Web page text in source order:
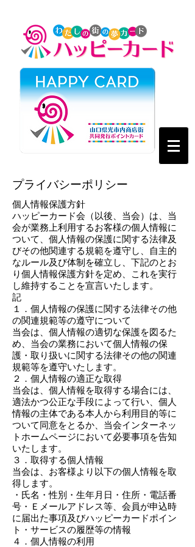
プライバシーポリシー
個人情報保護方針
ハッピーカード会（以後、当会）は、当
会が業務上利用するお客様の個人情報に
ついて、個人情報の保護に関する法律及
びその他関連する規範を遵守し、自主的
なルール及び体制を確立し、下記のとお
り個人情報保護方針を定め、これを実行
し維持することを宣言いたします。
記
１．個人情報の保護に関する法律その他
の関連規範等の遵守について
当会は、個人情報の適切な保護を図るた
め、当会の業務において個人情報の保
護・取り扱いに関する法律その他の関連
規範等を遵守いたします。
２．個人情報の適正な取得
当会は、個人情報を取得する場合には、
適法かつ公正な手段によって行い、個人
情報の主体である本人から利用目的等に
ついて同意をとるか、当会インターネッ
トホームページにおいて必要事項を告知
いたします。
３．取得する個人情報
当会は、お客様より以下の個人情報を取
得します。
・氏名・性別・生年月日・住所・電話番
号・Ｅメールアドレス等、会員が申込時
に届出た事項及びハッピーカードポイン
ト・サービスの履歴等の情報
４．個人情報の利用